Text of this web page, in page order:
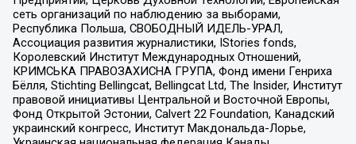
сеть организаций по наблюдению за выборами,
Республика Польша, СВОБОДНЫЙ ИДЕЛЬ-УРАЛ,
Ассоциация развития журналистики, IStories fonds,
Королевский Институт Международных Отношений,
КРИМСЬКА ПРАВОЗАХИСНА ГРУПА, Фонд имени Генриха
Бёлля, Stichting Bellingcat, Bellingcat Ltd, The Insider, Институт
правовой инициативы Центральной и Восточной Европы,
Фонд Открытой Эстонии, Calvert 22 Foundation, Канадский
украинский конгресс, Институт Макдональда-Лорье,